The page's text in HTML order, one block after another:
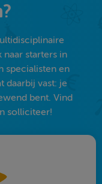
?
naar starters in
specialisten en
daarbij vast: je
bent. Vind
solliciteer!